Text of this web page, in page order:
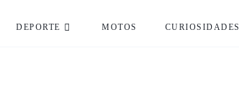
DEPORTE MOTOS CURIOSIDADES